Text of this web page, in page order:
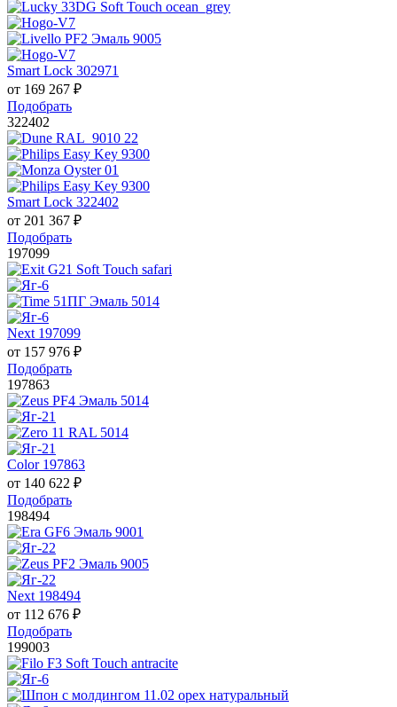
Smart Lock 302971
от 169 267 ₽
Подобрать
322402
Smart Lock 322402
от 201 367 ₽
Подобрать
197099
Next 197099
от 157 976 ₽
Подобрать
197863
Color 197863
от 140 622 ₽
Подобрать
198494
Next 198494
от 112 676 ₽
Подобрать
199003